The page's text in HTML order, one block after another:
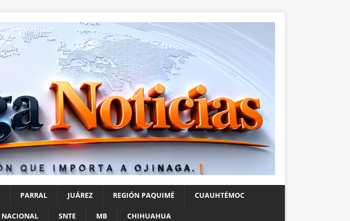
PARRAL JUÁREZ REGIÓN PAQUIMÉ CUAUHTÉMOC
NACIONAL SNTE MB CHIHUAHUA